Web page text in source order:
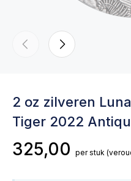
2 oz zilveren
Tiger 2022
325,00 per stuk